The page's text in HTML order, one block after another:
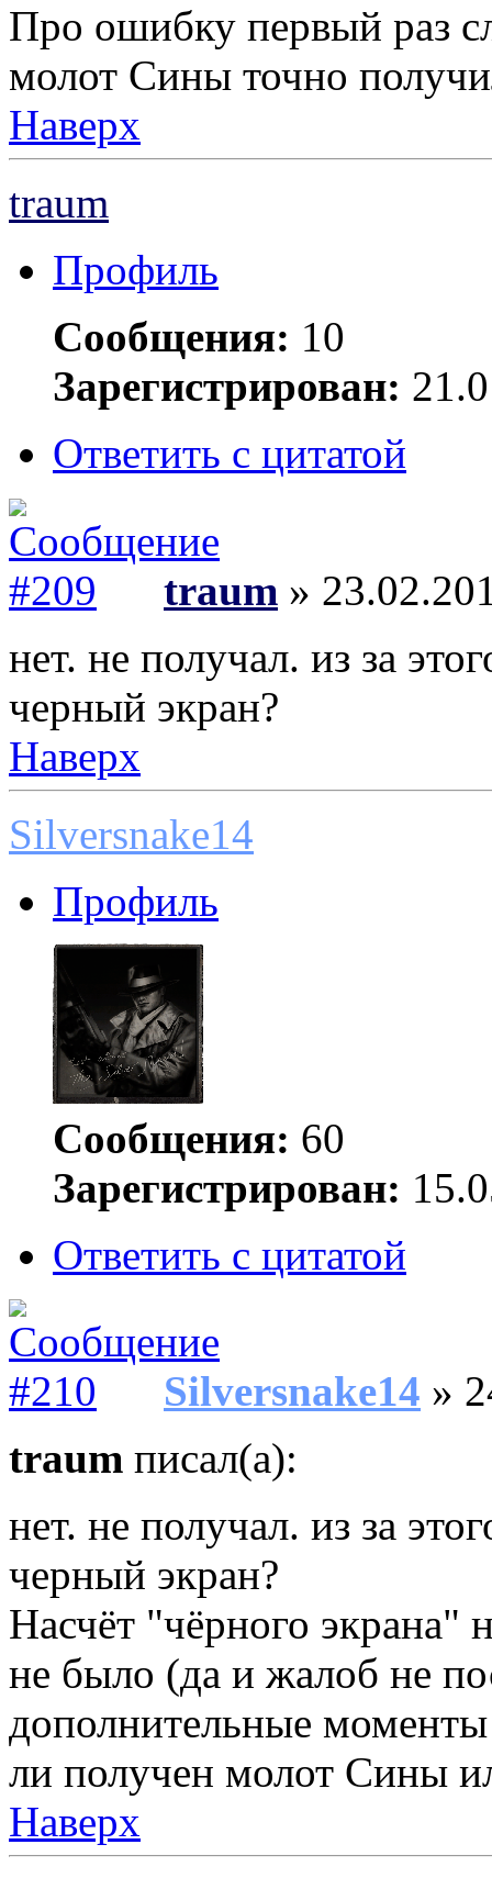
Про ошибку первый раз
молот Сины точно
Наверх
traum
Профиль
Сообщения: 10
Зарегистрирован:
Ответить с цитатой
traum »
нет. не получал. из за
черный экран?
Наверх
Silversnake14
Профиль
Сообщения: 60
Зарегистрирован:
Ответить с цитатой
Silversnake14 »
traum писал(а):
нет. не получал. из за
черный экран?
Насчёт "чёрного экрана"
не было (да и жалоб не
дополнительные
ли получен молот Сины
Наверх